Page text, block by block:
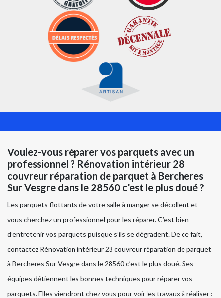
Voulez-vous réparer vos parquets avec un
professionnel ? Rénovation intérieur 28
couvreur réparation de parquet à Bercheres
Sur Vesgre dans le 28560 c’est le plus doué ?
Les parquets flottants de votre salle à manger se décollent et
vous cherchez un professionnel pour les réparer. C’est bien
d’entretenir vos parquets puisque s’ils se dégradent. De ce fait,
contactez Rénovation intérieur 28 couvreur réparation de parquet
à Bercheres Sur Vesgre dans le 28560 c’est le plus doué. Ses
équipes détiennent les bonnes techniques pour réparer vos
parquets. Elles viendront chez vous pour voir les travaux à réaliser :